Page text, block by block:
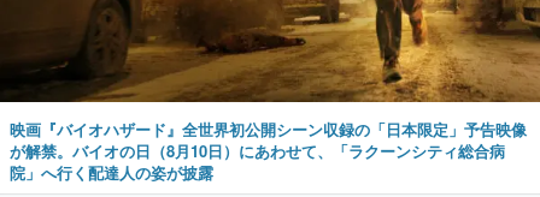
映画『バイオハザード』全世界初公開シーン収録の「日本限定」予告映像
が解禁。バイオの日（8月10日）にあわせて、「ラクーンシティ総合病
院」へ行く配達人の姿が披露